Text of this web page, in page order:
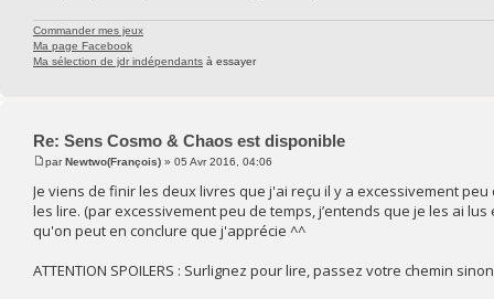
Commander mes jeux
Ma page Facebook
Ma sélection de jdr indépendants à essayer
Re: Sens Cosmo & Chaos est disponible
parNewtwo(François) » 05 Avr 2016, 04:06
Je viens de finir les deux livres que j'ai reçu il y a excessivement
les lire. (par excessivement peu de temps, j’entends que je les ai
qu'on peut en conclure que j'apprécie ^^
ATTENTION SPOILERS : Surlignez pour lire, passez votre chemin